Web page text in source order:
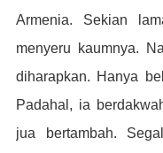
Armenia. Sekian
menyeru
kaumnya.
diharapkan. Hanya
Padahal, ia
jua bertambah.